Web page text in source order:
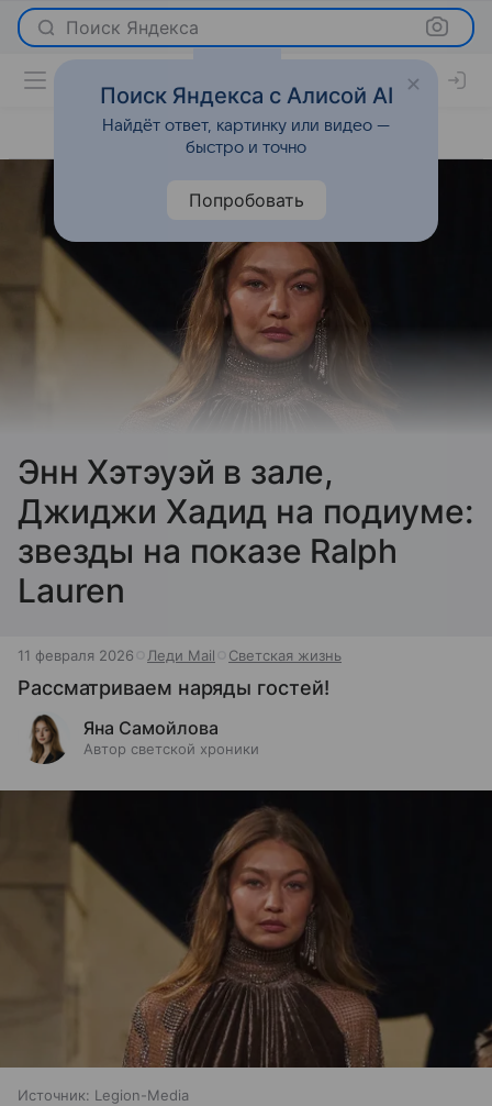
Поиск Яндекса
Энн Хэтэуэй в зале,
Джиджи Хадид на подиуме:
звезды на показе Ralph
Lauren
11 февраля 2026 Леди Mail Светская жизнь
Рассматриваем наряды гостей!
Яна Самойлова
Автор светской хроники
Источник: Legion-Media
Поиск Яндекса с Алисой AI
Найдёт ответ, картинку или видео —
быстро и точно
Попробовать